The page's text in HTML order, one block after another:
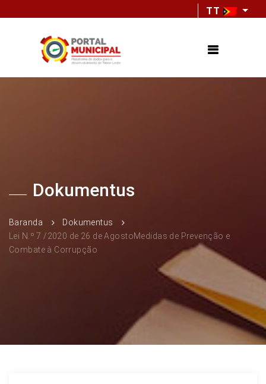
TT
Dokumentus
Baranda
Dokumentus
Lei N.º 7 /2020 de 26 de AgostoMedidas de Prevenção e
Combate à Corrupção